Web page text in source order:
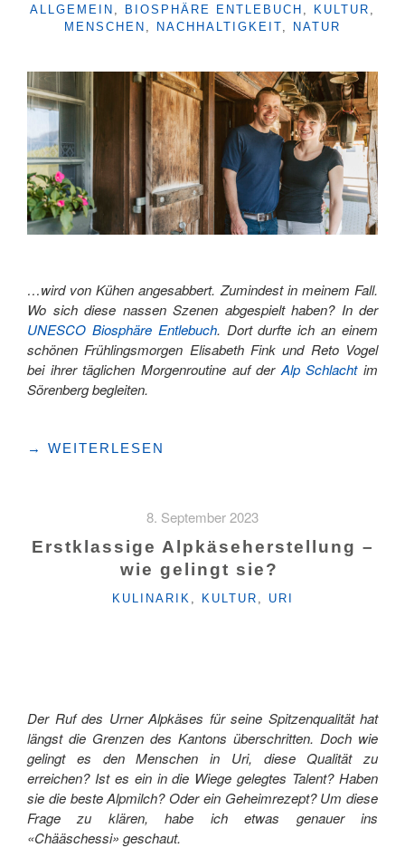
ZU
BESUCH
REBEKKA
AUF
DER
ALP
SEEWLI"
KATEGORIEN
ALLGEMEIN BIOSPHÄRE ENTLEBUCH KULTUR
MENSCHEN
NACHHALTIGKEIT NATUR
…wird von Kühen angesabbert. Zumindest in meinem Fall.
Wo sich diese nassen Szenen abgespielt haben? In der
UNESCO Biosphäre Entlebuch. Dort durfte ich an einem
schönen Frühlingsmorgen Elisabeth Fink und Reto Vogel
bei ihrer täglichen Morgenroutine auf derAlp Schlachtim
Sörenberg begleiten.
"DER
→ WEITERLESEN
8. September 2023
Erstklassige Alpkäseherstellung –
wie gelingt sie?
KATEGORIEN
KULINARIK KULTUR URI
Der Ruf des Urner Alpkäses für seine Spitzenqualität hat
längst die Grenzen des Kantons überschritten. Doch wie
gelingt es den Menschen in Uri, diese Qualität zu
erreichen? Ist es ein in die Wiege gelegtes Talent? Haben
sie die beste Alpmilch? Oder ein Geheimrezept? Um diese
Frage zu klären, habe ich etwas genauer ins
«Chääschessi» geschaut.